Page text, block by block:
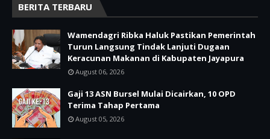
BERITA TERBARU
Wamendagri Ribka Haluk Pastikan Pemerintah
Turun Langsung Tindak Lanjuti Dugaan
Keracunan Makanan di Kabupaten Jayapura
August 06, 2026
Gaji 13 ASN Bursel Mulai Dicairkan, 10 OPD
Terima Tahap Pertama
August 05, 2026